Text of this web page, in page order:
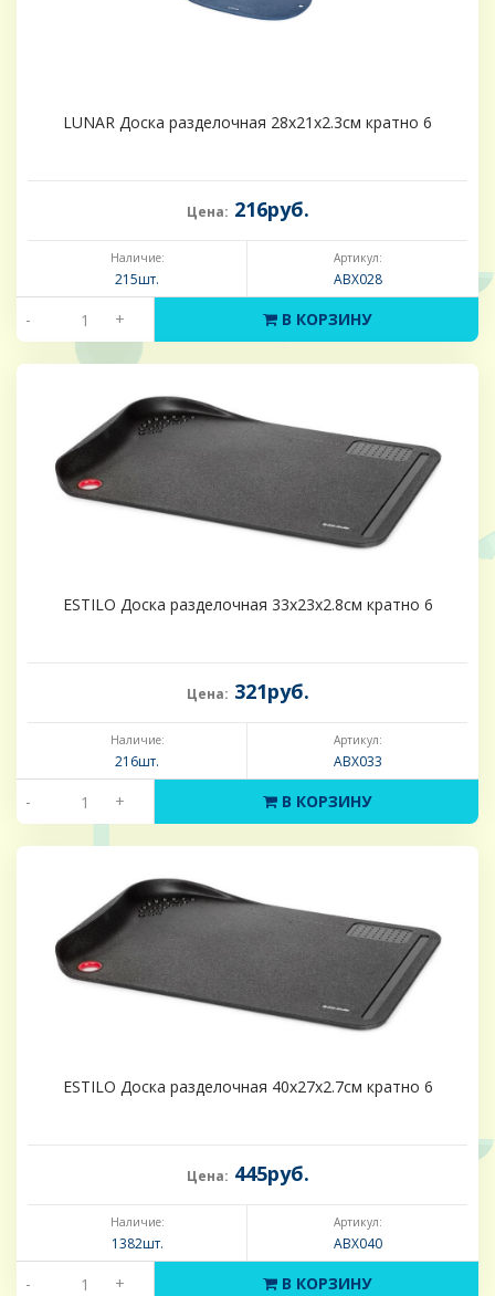
LUNAR Доска разделочная 28x21x2.3см кратно 6
Цена: 216руб.
Наличие:
215шт.
Артикул:
ABX028
- + В КОРЗИНУ
ESTILO Доска разделочная 33x23x2.8см кратно 6
Цена: 321руб.
Наличие:
216шт.
Артикул:
ABX033
- + В КОРЗИНУ
ESTILO Доска разделочная 40x27x2.7см кратно 6
Цена: 445руб.
Наличие:
1382шт.
Артикул:
ABX040
- + В КОРЗИНУ